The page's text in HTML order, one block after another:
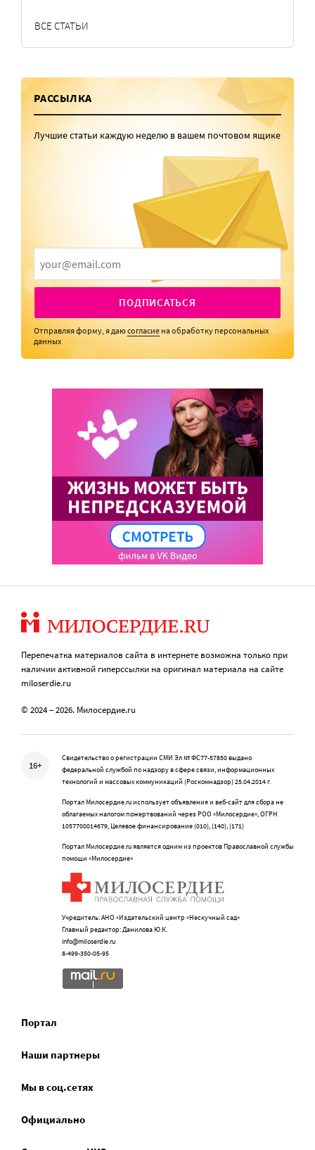
ВСЕ СТАТЬИ
РАССЫЛКА
Лучшие статьи каждую неделю в вашем почтовом ящике
ПОДПИСАТЬСЯ
Отправляя форму, я даюсогласие на обработку персональных
данных
Перепечатка материалов сайта в интернете возможна только при
наличии активной гиперссылки на оригинал материала на сайте
miloserdie.ru
© 2024 – 2026. Милосердие.ru
16+
Свидетельство о регистрации СМИ Эл № ФС77-57850 выдано
федеральной службой по надзору в сфере связи, информационных
технологий и массовых коммуникаций (Роскомнадзор) 25.04.2014 г.
Портал Милосердие.ru использует объявления и веб-сайт для сбора не
облагаемых налогом пожертвований через РОО «Милосердие», ОГРН
1057700014679, Целевое финансирование (010), (140), (171)
Портал Милосердие.ru является одним из проектов Православной службы
помощи «Милосердие»
Учредитель: АНО «Издательский центр «Нескучный сад»
Главный редактор: Данилова Ю.К.
info@miloserdie.ru
8-499-350-05-95
Портал
Наши партнеры
Мы в соц.сетях
Официально